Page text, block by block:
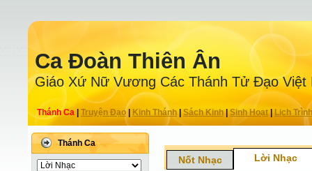
Ca Ðoàn Thiên Ân
Giáo Xứ Nữ Vương Các Thánh Tử Ðạo Việt
Thánh Ca Truyện Ðạo| Kinh Thánh Sách Kinh|Sinh Hoạt| Lịch Trình
Thánh Ca
Nốt Nhạc Lời Nhạc